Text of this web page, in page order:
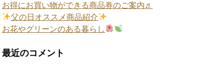
お得にお買い物ができる商品券のご案内♬
父の日オススメ商品紹介
お花やグリーンのある暮らし
最近のコメント